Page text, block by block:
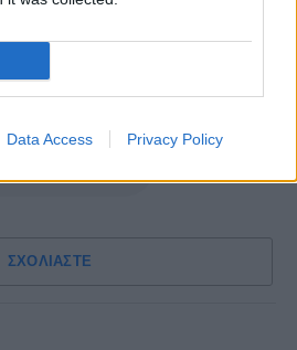
Data Access Privacy Policy
θα είναι
ζήτησε τη στήριξη των
για να ζήσουν ωραίες
ΣΧΟΛΙΑΣΤΕ